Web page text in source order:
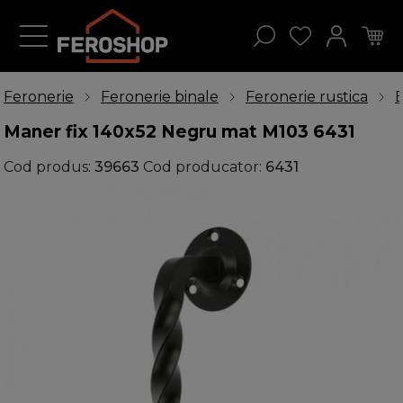
Feronerie Feronerie binale Feronerie rustica
Maner fix 140x52 Negru mat M103 6431
Cod produs: 39663 Cod producator: 6431